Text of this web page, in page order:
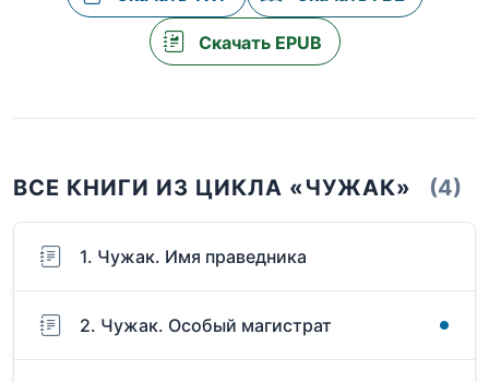
Скачать EPUB
ВСЕ КНИГИ ИЗ ЦИКЛА «ЧУЖАК» (4)
1. Чужак. Имя праведника
2. Чужак. Особый магистрат